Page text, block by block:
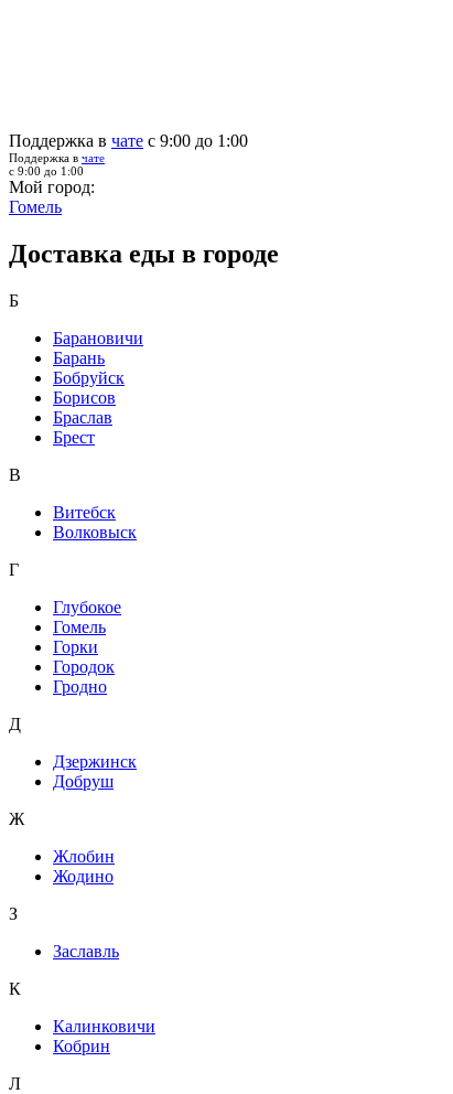
Поддержка в чате с 9:00 до 1:00
Поддержка в чате
с 9:00 до 1:00
Мой город:
Гомель
Доставка еды в городе
Б
Барановичи
Барань
Бобруйск
Борисов
Браслав
Брест
В
Витебск
Волковыск
Г
Глубокое
Гомель
Горки
Городок
Гродно
Д
Дзержинск
Добруш
Ж
Жлобин
Жодино
З
Заславль
К
Калинковичи
Кобрин
Л